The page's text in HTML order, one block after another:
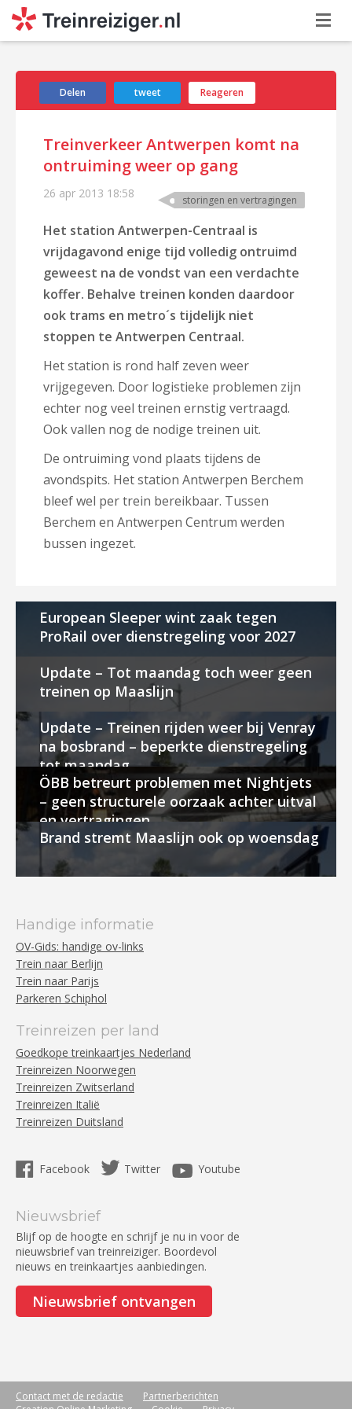
Delen tweet Reageren
Treinverkeer Antwerpen komt na
ontruiming weer op gang
26 apr 2013 18:58 storingen en vertragingen
Het station Antwerpen-Centraal is
vrijdagavond enige tijd volledig ontruimd
geweest na de vondst van een verdachte
koffer. Behalve treinen konden daardoor
ook trams en metro´s tijdelijk niet
stoppen te Antwerpen Centraal.
Het station is rond half zeven weer
vrijgegeven. Door logistieke problemen zijn
echter nog veel treinen ernstig vertraagd.
Ook vallen nog de nodige treinen uit.
De ontruiming vond plaats tijdens de
avondspits. Het station Antwerpen Berchem
bleef wel per trein bereikbaar. Tussen
Berchem en Antwerpen Centrum werden
bussen ingezet.
European Sleeper wint zaak tegen
ProRail over dienstregeling voor 2027
Update – Tot maandag toch weer geen
treinen op Maaslijn
Update – Treinen rijden weer bij Venray
na bosbrand – beperkte dienstregeling
tot maandag
ÖBB betreurt problemen met Nightjets
– geen structurele oorzaak achter uitval
en vertragingen
Brand stremt Maaslijn ook op woensdag
Handige informatie
OV-Gids: handige ov-links
Trein naar Berlijn
Trein naar Parijs
Parkeren Schiphol
Treinreizen per land
Goedkope treinkaartjes Nederland
Treinreizen Noorwegen
Treinreizen Zwitserland
Treinreizen Italië
Treinreizen Duitsland
Facebook Twitter Youtube
Nieuwsbrief
Blijf op de hoogte en schrijf je nu in voor de
nieuwsbrief van treinreiziger. Boordevol
nieuws en treinkaartjes aanbiedingen.
Nieuwsbrief ontvangen
Contact met de redactie
Partnerberichten